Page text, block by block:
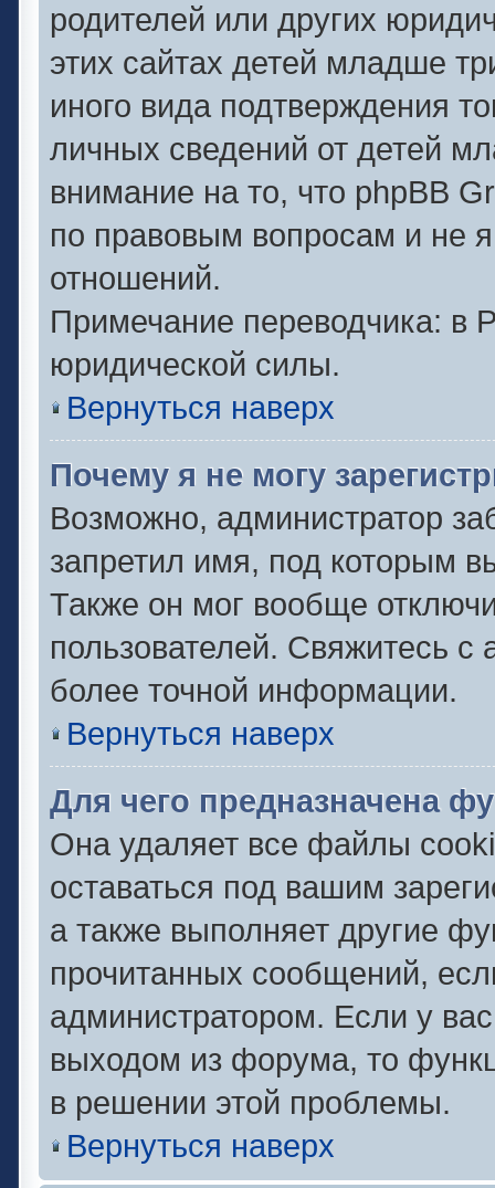
родителей или других
этих сайтах детей младше
иного вида подтверждения
личных сведений от детей
внимание на то, что phpBB
по правовым вопросам и не
отношений.
Примечание переводчика: в
юридической силы.
Вернуться наверх
Почему я не могу
Возможно, администратор
запретил имя, под которым
Также он мог вообще
пользователей. Свяжитесь
более точной информации.
Вернуться наверх
Для чего предназначена
Она удаляет все файлы
оставаться под вашим
а также выполняет другие
прочитанных сообщений,
администратором. Если у
выходом из форума, то
в решении этой проблемы.
Вернуться наверх